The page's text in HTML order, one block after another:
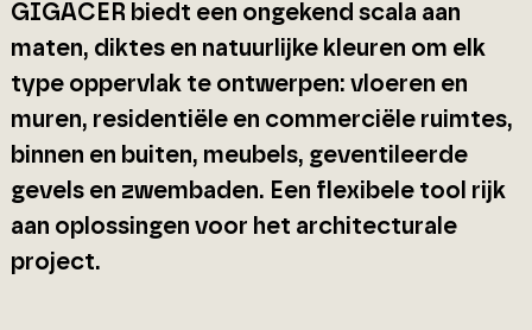
GIGACER biedt een ongekend scala aan
maten, diktes en natuurlijke kleuren om elk
type oppervlak te ontwerpen: vloeren en
muren, residentiële en commerciële ruimtes,
binnen en buiten, meubels, geventileerde
gevels en zwembaden. Een flexibele tool rijk
aan oplossingen voor het architecturale
project.